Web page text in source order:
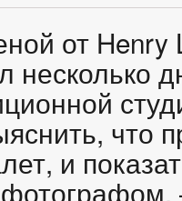
от Henry
несколько
что
и